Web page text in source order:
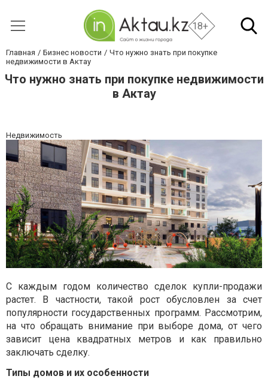
18+
Главная Бизнес новости
Что нужно знать при покупке
недвижимости в Актау
Что нужно знать при покупке недвижимости
в Актау
Недвижимость
С каждым годом количество сделок купли-продажи
растет. В частности, такой рост обусловлен за счет
популярности государственных программ. Рассмотрим,
на что обращать внимание при выборе дома, от чего
зависит цена квадратных метров и как правильно
заключать сделку.
Типы домов и их особенности